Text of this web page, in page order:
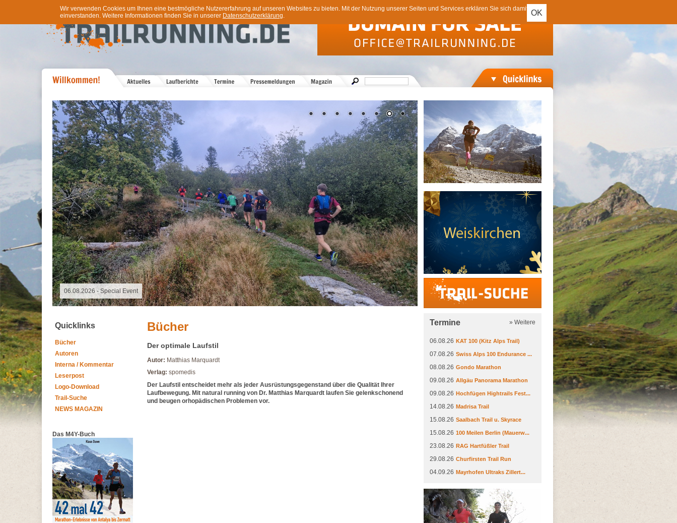
OK
Wir verwenden Cookies um Ihnen eine bestmögliche Nutzererfahrung auf unseren Websites zu bieten. Mit der Nutzung unserer Seiten und Services erklären Sie sich damit
einverstanden. Weitere Informationen finden Sie in unserer Datenschutzerklärung.
06.08.2026 -
Trail-Suche
Quicklinks
Bücher
Autoren
Interna / Kommentar
Leserpost
Logo-Download
Trail-Suche
NEWS MAGAZIN
Das M4Y-Buch
Bücher
Der optimale Laufstil
Autor: Matthias Marquardt
Verlag: spomedis
Der Laufstil entscheidet mehr als jeder Ausrüstungsgegenstand über die Qualität Ihrer
Laufbewegung. Mit natural running von Dr. Matthias Marquardt laufen Sie gelenkschonend
und beugen orhopädischen Problemen vor.
Termine » Weitere
06.08.26 KAT 100 (Kitz Alps Trail)
07.08.26 Swiss Alps 100 Endurance ...
08.08.26 Gondo Marathon
09.08.26 Allgäu Panorama Marathon
09.08.26 Hochfügen Hightrails Fest...
14.08.26 Madrisa Trail
15.08.26 Saalbach Trail u. Skyrace
15.08.26 100 Meilen Berlin (Mauerw...
23.08.26 RAG Hartfüßler Trail
29.08.26 Churfirsten Trail Run
04.09.26 Mayrhofen Ultraks Zillert...